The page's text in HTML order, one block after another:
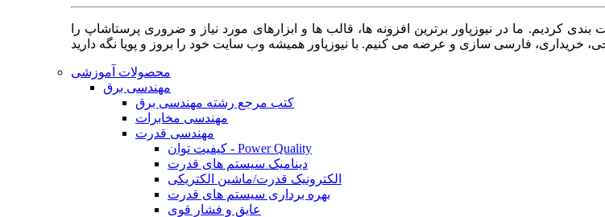
ما در نیوزپاور برترین افزونه ها، قالب ها و ابزارهای مورد نیاز و ضروری پرستاشاپ را
محصولات آموزشی
مهندسی برق
کتب مرجع رشته مهندسی برق
مهندسی مخابرات
مهندسی قدرت
کیفیت توان - Power Quality
دینامیک سیستم های قدرت
الکترونیک قدرت/ماشین الکتریکی
بهره برداری سیستم های قدرت
عایق و فشار قوی